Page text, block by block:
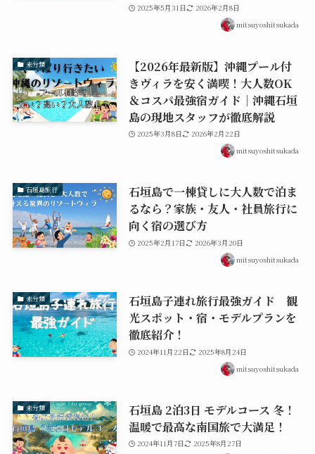
2025年5月31日
2026年2月8日
mitsuyoshitsukada
未分類
【2026年最新版】沖縄プール付
きヴィラを安く満喫！大人数OK
＆コスパ最強宿ガイド｜沖縄石垣
島の現地スタッフが徹底解説
2025年3月8日
2026年2月22日
mitsuyoshitsukada
石垣島旅行
石垣島で一棟貸しに大人数で泊ま
るなら？家族・友人・社員旅行に
向く宿の選び方
2025年2月17日
2026年3月20日
mitsuyoshitsukada
未分類
石垣島子連れ旅行最強ガイド 観
光スポット・宿・モデルプランを
徹底紹介！
2024年11月22日
2025年8月24日
mitsuyoshitsukada
未分類
石垣島 2泊3日 モデルコース 冬！
温暖で最高な南国旅で大満足！
2024年11月7日
2025年8月27日